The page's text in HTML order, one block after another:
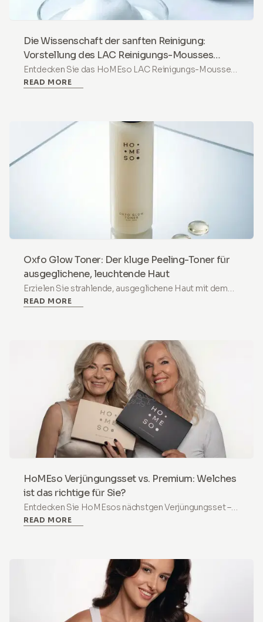
Die Wissenschaft der sanften Reinigung:
Vorstellung des LAC Reinigungs-Mousses
+PHA
Entdecken Sie das HoMEso LAC Reinigungs-Mousse
+PHA. Ein hydratisierendes, pH-ausgeglichenes
READ MORE
Oxfo Glow Toner: Der kluge Peeling-Toner für
ausgeglichene, leuchtende Haut
Erzielen Sie strahlende, ausgeglichene Haut mit dem
HoMEso Oxfo Glow Toner. Eine sanfte
READ MORE
HoMEso Verjüngungsset vs. Premium: Welches
ist das richtige für Sie?
Entdecken Sie HoMEsos nächstgen Verjüngungsset –
eine sichere, schmerzlose Microneedling-Lösung für zu
READ MORE